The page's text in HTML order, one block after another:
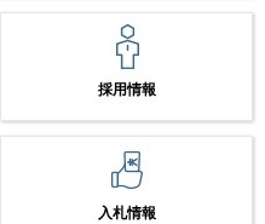
採用情報
入札情報